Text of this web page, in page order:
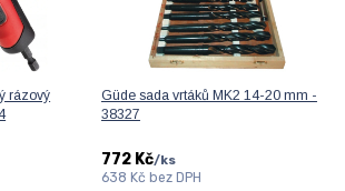
rázový
Güde sada vrtáků MK2 14-20 mm -
38327
772 Kč/ks
638 Kč bez DPH